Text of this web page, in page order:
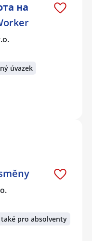
на
úvazek
pro absolventy